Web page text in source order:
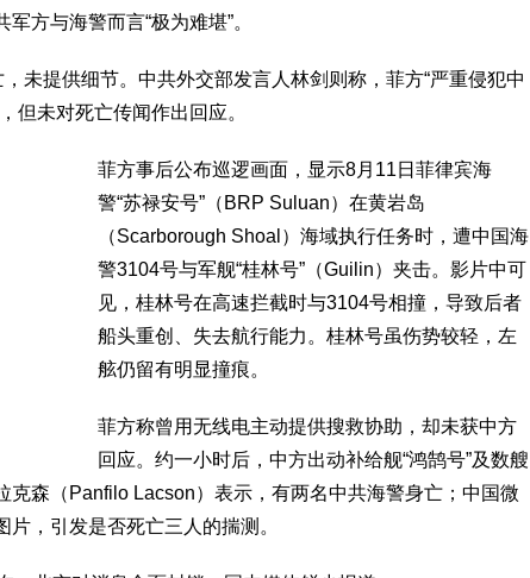
方与海警而言“极为难堪”。
未提供细节。中共外交部发言人林剑则称，菲方“严重侵犯中
但未对死亡传闻作出回应。
菲方事后公布巡逻画面，显示8月11日菲律宾海
警“苏禄安号”（BRP Suluan）在黄岩岛
（Scarborough Shoal）海域执行任务时，遭中国海
警3104号与军舰“桂林号”（Guilin）夹击。影片中可
见，桂林号在高速拦截时与3104号相撞，导致后者
船头重创、失去航行能力。桂林号虽伤势较轻，左
舷仍留有明显撞痕。
菲方称曾用无线电主动提供搜救协助，却未获中方
回应。约一小时后，中方出动补给舰“鸿鹄号”及数艘
克森（Panfilo Lacson）表示，有两名中共海警身亡；中国微
，引发是否死亡三人的揣测。